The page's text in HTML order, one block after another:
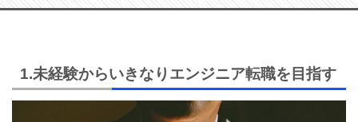
1.未経験からいきなりエンジニア転職を目指す